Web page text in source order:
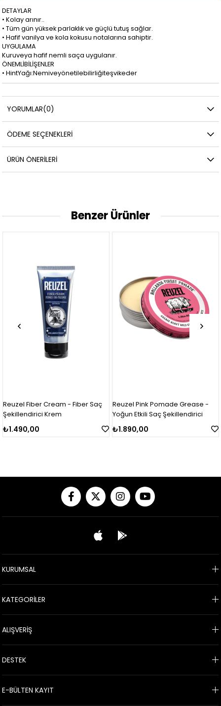
DETAYLAR
• Kolay arınır..
• Tüm gün yüksek parlaklık ve güçlü tutuş sağlar.
• Hafif vanilya ve kola kokusu notalarına sahiptir.
UYGULAMA
Kuruveya hafif nemli saça uygulanır.
ÖNEMLİBİLİŞENLER
• HintYağı:Nemiveyönetilebilirliğiteşvikeder
YORUMLAR(0)
ÖDEME SEÇENEKLERI
ÜRÜN ÖNERILERI
Benzer Ürünler
Fiber Cream - Fiber Saç
Krem
Reuzel Pink Pomade Grease -
Yoğun Etkili Saç Şekillendirici
₺1.890,00
KURUMSAL
KATEGORİLER
ALIŞVERİŞ
DESTEK
E-BÜLTEN KAYIT